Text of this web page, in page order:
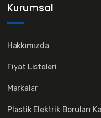
Kurumsal
Hakkımızda
Fiyat Listeleri
Markalar
Plastik Elektrik Boruları